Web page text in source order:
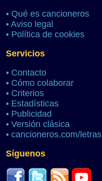
• Qué es cancioneros
• Aviso legal
• Política de cookies
Servicios
• Contacto
• Cómo colaborar
• Criterios
• Estadísticas
• Publicidad
• Versión clásica
• cancioneros.com/letras
Síguenos